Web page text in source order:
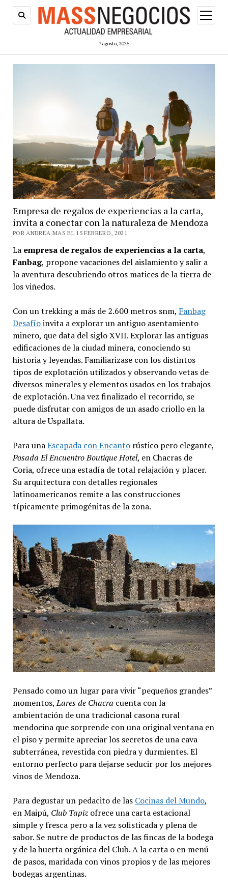
7 agosto, 2026
abrir
menú
Empresa de regalos de experiencias a la carta,
invita a conectar con la naturaleza de Mendoza
POR ANDREA MAS EL 15 FEBRERO, 2021
La empresa de regalos de experiencias a la carta,
Fanbag, propone vacaciones del aislamiento y salir a
la aventura descubriendo otros matices de la tierra de
los viñedos.
Con un trekking a más de 2.600 metros snm, Fanbag
Desafíoinvita a explorar un antiguo asentamiento
minero, que data del siglo XVII. Explorar las antiguas
edificaciones de la ciudad minera, conociendo su
historia y leyendas. Familiarizase con los distintos
tipos de explotación utilizados y observando vetas de
diversos minerales y elementos usados en los trabajos
de explotación. Una vez finalizado el recorrido, se
puede disfrutar con amigos de un asado criollo en la
altura de Uspallata.
Para unaEscapada con Encantorústico pero elegante,
Posada El Encuentro Boutique Hotel, en Chacras de
Coria, ofrece una estadía de total relajación y placer.
Su arquitectura con detalles regionales
latinoamericanos remite a las construcciones
típicamente primogénitas de la zona.
Pensado como un lugar para vivir “pequeños grandes”
momentos,Lares de Chacra cuenta con la
ambientación de una tradicional casona rural
mendocina que sorprende con una original ventana en
el piso y permite apreciar los secretos de una cava
subterránea, revestida con piedra y durmientes. El
entorno perfecto para dejarse seducir por los mejores
vinos de Mendoza.
Para degustar un pedacito de las Cocinas del Mundo,
en Maipú, Club Tapizofrece una carta estacional
simple y fresca pero a la vez sofisticada y plena de
sabor. Se nutre de productos de las fincas de la bodega
y de la huerta orgánica del Club. A la carta o en menú
de pasos, maridada con vinos propios y de las mejores
bodegas argentinas.